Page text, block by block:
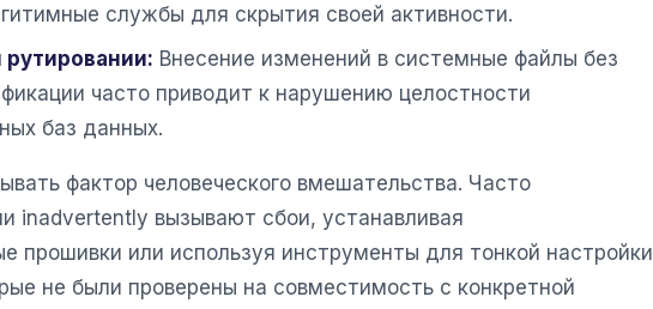
службы для скрытия своей активности.
Внесение изменений в системные файлы без
часто приводит к нарушению целостности
баз данных.
фактор человеческого вмешательства. Часто
inadvertently вызывают сбои, устанавливая
прошивки или используя инструменты для тонкой настройки
не были проверены на совместимость с конкретной